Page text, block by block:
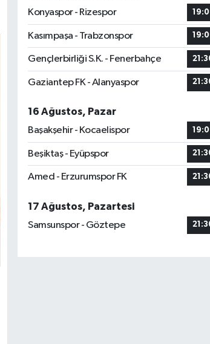
Konyaspor - Rizespor
Kasımpaşa - Trabzonspor
Gençlerbirliği S.K. - Fenerbahçe
Gaziantep FK - Alanyaspor
16 Ağustos, Pazar
Başakşehir - Kocaelispor
Beşiktaş - Eyüpspor
Amed - Erzurumspor FK
17 Ağustos, Pazartesi
Samsunspor - Göztepe